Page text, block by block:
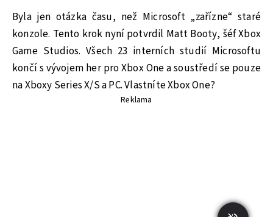
Byla jen otázka času, než Microsoft „zařízne“ staré
konzole. Tento krok nyní potvrdil Matt Booty, šéf Xbox
Game Studios. Všech 23 interních studií Microsoftu
končí s vývojem her pro Xbox One a soustředí se pouze
na Xboxy Series X/S a PC. Vlastníte Xbox One?
Reklama